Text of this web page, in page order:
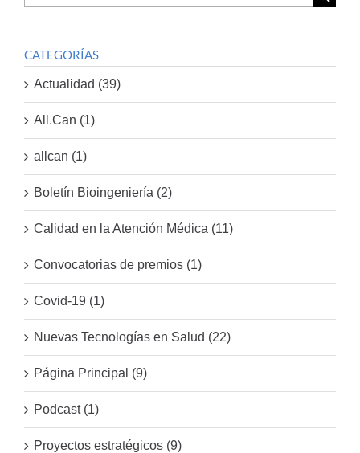
por:
CATEGORÍAS
Actualidad (39)
All.Can (1)
allcan (1)
Boletín Bioingeniería (2)
Calidad en la Atención Médica (11)
Convocatorias de premios (1)
Covid-19 (1)
Nuevas Tecnologías en Salud (22)
Página Principal (9)
Podcast (1)
Proyectos estratégicos (9)